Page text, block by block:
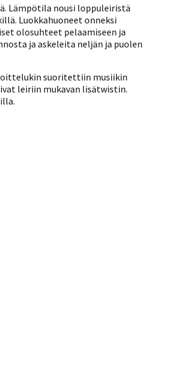
Lämpötila nousi loppuleiristä
Luokkahuoneet onneksi
olosuhteet pelaamiseen ja
ja askeleita neljän ja puolen
suoritettiin musiikin
leiriin mukavan lisätwistin.